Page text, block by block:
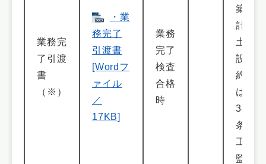
業務完
了引渡
書
（※）
・業
務完了
引渡書
[Wordフ
ァイル
／
17KB]
業務
完了
検査
合格
時
築設
計・
土木
設計
約款
は第
34
条、
工事
監理